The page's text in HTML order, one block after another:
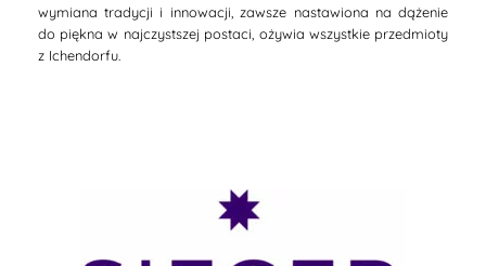
wymiana tradycji i innowacji, zawsze nastawiona na dążenie
do piękna w najczystszej postaci, ożywia wszystkie przedmioty
z Ichendorfu.